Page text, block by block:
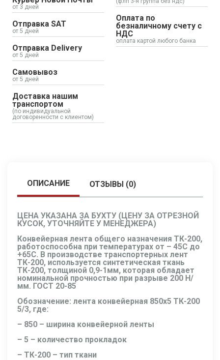
от 3 дней
Отправка SAT
от 5 дней
Отправка Delivery
от 5 дней
Самовывоз
от 5 дней
Доставка нашим
транспортом
(по индивидуальной
договоренности с клиентом)
Оплата по
безналичному счету с
НДС
оплата картой любого банка
ОПИСАНИЕ ОТЗЫВЫ (0)
ЦЕНА УКАЗАНА ЗА БУХТУ (ЦЕНУ ЗА ОТРЕЗНОЙ
КУСОК, УТОЧНЯЙТЕ У МЕНЕДЖЕРА)
Конвейерная лента общего назначения ТК-200,
работоспособна при температурах от – 45С до
+65С. В производстве транспортерных лент
ТК-200, используется синтетическая ткань
ТК-200, толщиной 0,9-1мм, которая обладает
номинальной прочностью при разрыве 200 Н/
мм. ГОСТ 20-85
Обозначение: лента конвейерная 850х5 ТК-200
5/3, где:
– 850 – ширина конвейерной ленты
– 5 – количество прокладок
– ТК-200 – тип ткани